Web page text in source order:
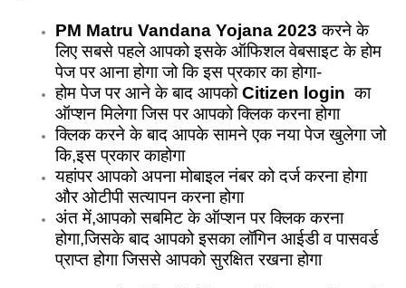
PM Matru Vandana Yojana 2023करने के
लिए सबसे पहले आपको इसके ऑफिशल वेबसाइट के होम
पेज पर आना होगा जो कि इस प्रकार का होगा-
होम पेज पर आने के बाद आपकोCitizen login का
ऑप्शन मिलेगा जिस पर आपको क्लिक करना होगा
क्लिक करने के बाद आपके सामने एक नया पेज खुलेगा जो
कि,इस प्रकार काहोगा
यहांपर आपको अपना मोबाइल नंबर को दर्ज करना होगा
और ओटीपी सत्यापन करना होगा
अंत में,आपको सबमिट के ऑप्शन पर क्लिक करना
होगा,जिसके बाद आपको इसका लॉगिन आईडी व पासवर्ड
प्राप्त होगा जिससे आपको सुरक्षित रखना होगा